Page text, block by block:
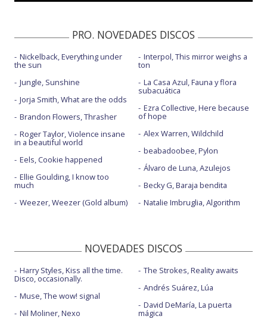
Verbena
Ya no te veo - con Dellafuente
PRO. NOVEDADES DISCOS
Nickelback, Everything under
the sun
Jungle, Sunshine
Jorja Smith, What are the odds
Brandon Flowers, Thrasher
Roger Taylor, Violence insane
in a beautiful world
Eels, Cookie happened
Ellie Goulding, I know too
much
Weezer, Weezer (Gold album)
Interpol, This mirror weighs a
ton
La Casa Azul, Fauna y flora
subacuática
Ezra Collective, Here because
of hope
Alex Warren, Wildchild
beabadoobee, Pylon
Álvaro de Luna, Azulejos
Becky G, Baraja bendita
Natalie Imbruglia, Algorithm
NOVEDADES DISCOS
Harry Styles, Kiss all the time.
Disco, occasionally.
Muse, The wow! signal
Nil Moliner, Nexo
The Strokes, Reality awaits
Andrés Suárez, Lúa
David DeMaría, La puerta
mágica